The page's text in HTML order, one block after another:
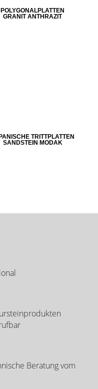
POLYGONALPLATTEN
GRANIT ANTHRAZIT
TRITTPLATTEN
SANDSTEIN MODAK
Beratung vom